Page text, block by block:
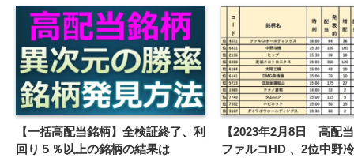
【一括高配当銘柄】全検証終了、利
回り５％以上の銘柄の結果は
【2023年2月8日 高配
ファルコHD 、2位中野